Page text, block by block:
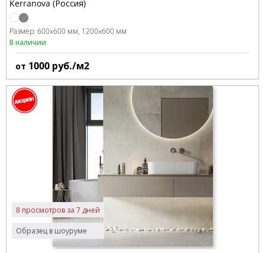
Kerranova (Россия)
Размер: 600x600 мм 1200x600 мм
В наличии
от 1000 руб./м2
Образец в шоуруме
8 просмотров за 7 дней